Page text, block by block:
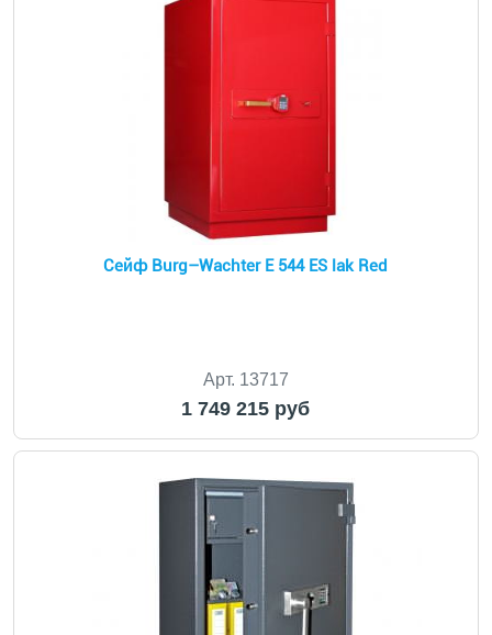
Сейф Burg–Wachter E 544 ES lak Red
Арт. 13717
1 749 215 руб